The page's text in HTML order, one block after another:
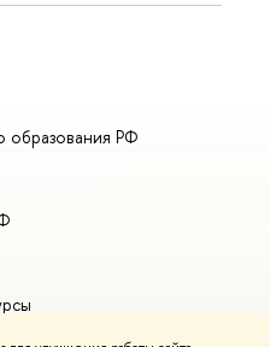
образования РФ